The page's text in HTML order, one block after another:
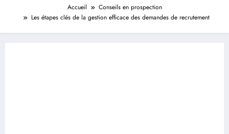
Accueil
Conseils en prospection
Les étapes clés de la gestion efficace des demandes de recrutement